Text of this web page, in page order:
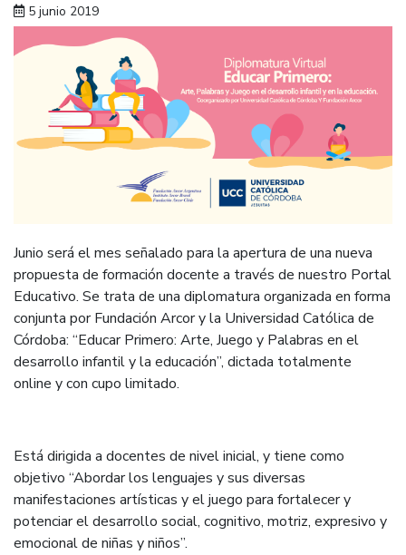
5 junio 2019
Junio será el mes señalado para la apertura de una nueva
propuesta de formación docente a través de nuestro Portal
Educativo. Se trata de una diplomatura organizada en forma
conjunta por Fundación Arcor y la Universidad Católica de
Córdoba: “Educar Primero: Arte, Juego y Palabras en el
desarrollo infantil y la educación”, dictada totalmente
online y con cupo limitado.
Está dirigida a docentes de nivel inicial, y tiene como
objetivo “Abordar los lenguajes y sus diversas
manifestaciones artísticas y el juego para fortalecer y
potenciar el desarrollo social, cognitivo, motriz, expresivo y
emocional de niñas y niños”.